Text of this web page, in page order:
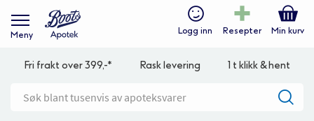
Meny Logg inn Resepter Min kurv
Fri frakt over 399,-* Rask levering 1 t klikk & hent